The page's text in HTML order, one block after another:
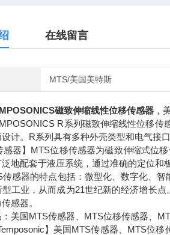
在线留言
MTS/美国美特斯
磁致伸缩线性位移传感器 ，
R系列磁致伸缩线性位移
计。R系列具有多种外壳类型和电气接
感器】MTS位移传感器为磁致伸缩式位
地配套于液压系统，通过准确的定位和
传感器的特点包括：微型化、数字化、
工业，从而成为21世纪新的经济增长
感器。
：美国MTS传感器、MTS位移传感器、
】美国MTS传感器、MTS位